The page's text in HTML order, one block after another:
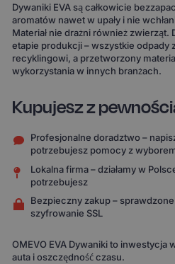
Dywaniki EVA są całkowicie
aromatów nawet w upały i nie
Materiał nie drażni również zwierząt.
etapie produkcji – wszystkie odpady
recyklingowi, a przetworzony
wykorzystania w innych branżach.
Kupujesz z
Profesjonalne doradztwo –
potrzebujesz pomocy z
Lokalna firma – działamy w
potrzebujesz
Bezpieczny zakup –
szyfrowanie SSL
OMEVO EVA Dywaniki to inwestycja
auta i oszczędność czasu.